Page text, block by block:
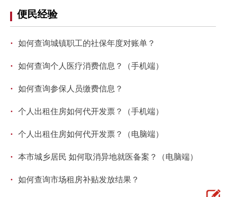
便民经验
· 如何查询城镇职工的社保年度对账单？
· 如何查询个人医疗消费信息？（手机端）
· 如何查询参保人员缴费信息？
· 个人出租住房如何代开发票？（手机端）
· 个人出租住房如何代开发票？（电脑端）
· 本市城乡居民 如何取消异地就医备案？（电脑端）
· 如何查询市场租房补贴发放结果？